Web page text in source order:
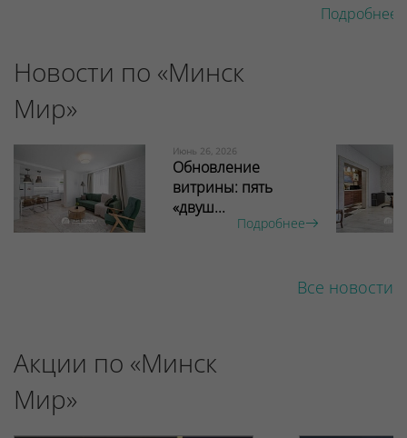
Подробнее
Новости по «Минск
Мир»
Июнь 26, 2026
Обновление
витрины: пять
«двуш...
Подробнее
Все новости
Акции по «Минск
Мир»